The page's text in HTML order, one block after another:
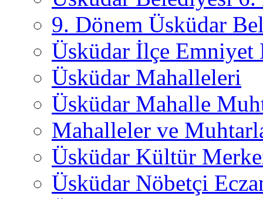
9. Dönem Üsküdar
Üsküdar İlçe
Üsküdar Mahalleleri
Üsküdar Mahalle
Mahalleler ve
Üsküdar Kültür
Üsküdar Nöbetçi